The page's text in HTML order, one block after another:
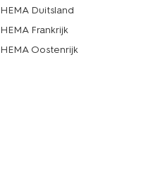
HEMA Duitsland
HEMA Frankrijk
HEMA Oostenrijk